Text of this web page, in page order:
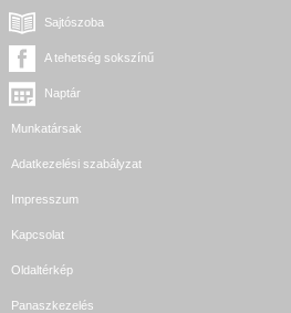
Sajtószoba
A tehetség sokszínű
Naptár
Munkatársak
Adatkezelési szabályzat
Impresszum
Kapcsolat
Oldaltérkép
Panaszkezelés